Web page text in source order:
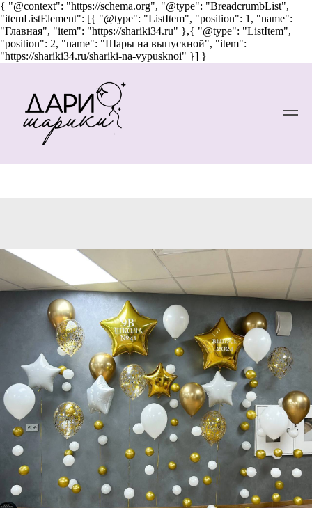
{ "@context": "https://schema.org", "@type": "BreadcrumbList",
"itemListElement": [{ "@type": "ListItem", "position": 1, "name":
"Главная", "item": "https://shariki34.ru" },{ "@type": "ListItem",
"position": 2, "name": "Шары на выпускной", "item":
"https://shariki34.ru/shariki-na-vypusknoi" }] }